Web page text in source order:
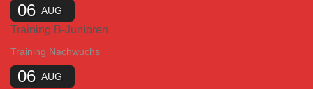
06 AUG
Training B-Junioren
Training Nachwuchs
06 AUG